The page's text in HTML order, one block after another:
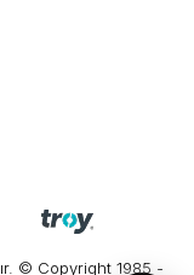
© Copyright 1985 -